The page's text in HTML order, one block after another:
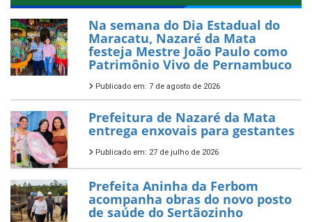
Na semana do Dia Estadual do
Maracatu, Nazaré da Mata
festeja Mestre João Paulo como
Patrimônio Vivo de Pernambuco
Publicado em: 7 de agosto de 2026
Prefeitura de Nazaré da Mata
entrega enxovais para gestantes
Publicado em: 27 de julho de 2026
Prefeita Aninha da Ferbom
acompanha obras do novo posto
de saúde do Sertãozinho